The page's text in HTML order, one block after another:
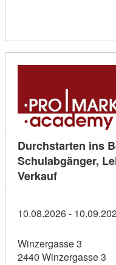
Durchstarten ins
Schulabgänger,
VerkaufKursdetail:
10.08.2026 -
Winzergasse 3
2440 Winzergasse 3